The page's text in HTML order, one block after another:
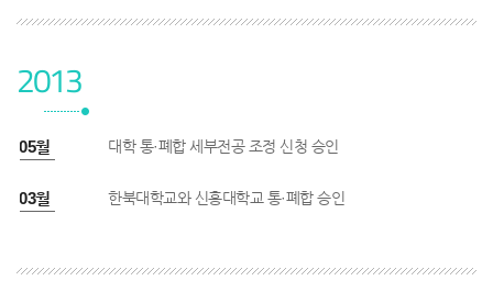
2013
05월 대학 통·폐합 세부전공 조정 신청 승인
03월 한북대학교와 신흥대학교 통·폐합 승인